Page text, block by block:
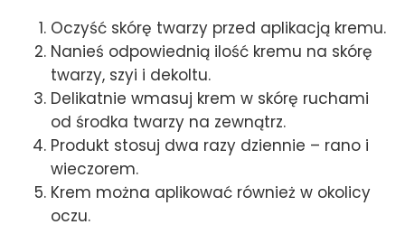
Oczyść skórę twarzy przed aplikacją kremu.
Nanieś odpowiednią ilość kremu na skórę
twarzy, szyi i dekoltu.
Delikatnie wmasuj krem w skórę ruchami
od środka twarzy na zewnątrz.
Produkt stosuj dwa razy dziennie – rano i
wieczorem.
Krem można aplikować również w okolicy
oczu.